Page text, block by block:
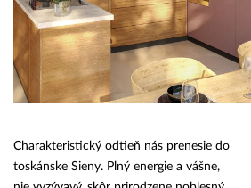
Charakteristický odtieň nás prenesie do
toskánske Sieny. Plný energie a vášne,